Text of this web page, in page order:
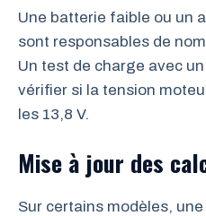
Une batterie faible ou un
sont responsables de
Un test de charge avec
vérifier si la tension
les 13,8 V.
Mise à jour des
Sur certains modèles,